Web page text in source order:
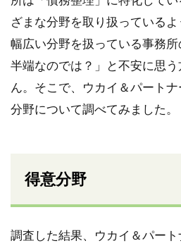
ざまな分野を取り扱っているよ
幅広い分野を扱っている事務
半端なのでは？」と不安に思
ん。そこで、ウカイ＆パート
分野について調べてみました。
得意分野
調査した結果、ウカイ＆パー